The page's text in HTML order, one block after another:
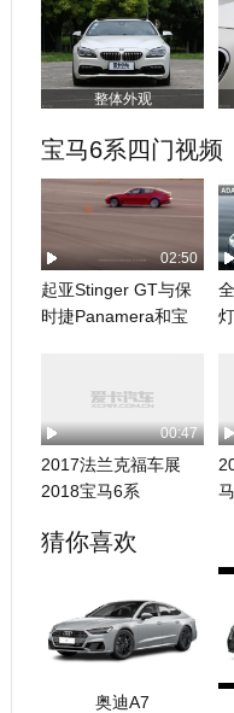
整体外观
宝马6系四门视频
02:50
起亚Stinger GT与保
时捷Panamera和宝
00:47
2017法兰克福车展
2018宝马6系
猜你喜欢
奥迪A7